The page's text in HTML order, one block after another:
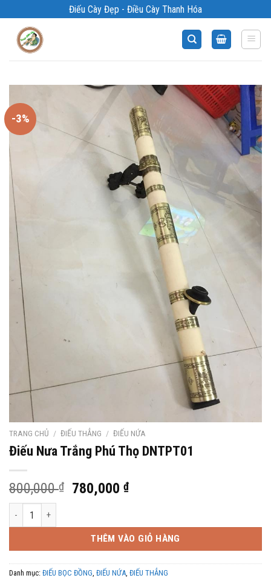
qua
Điếu Cày Đẹp - Điều Cày Thanh Hóa
-3%
TRANG CHỦ / ĐIẾU THẲNG / ĐIẾU NỨA
Điếu Nưa Trắng Phú Thọ DNTPT01
800,000₫
Giá
800,000 ₫.
780,000₫Giá
là:
780,000 ₫.
Điếu Nưa Trắng Phú Thọ DNTPT01 số lượng
THÊM VÀO GIỎ HÀNG
Danh mục: ĐIẾU BỌC ĐỒNG, ĐIẾU NỨA, ĐIẾU THẲNG